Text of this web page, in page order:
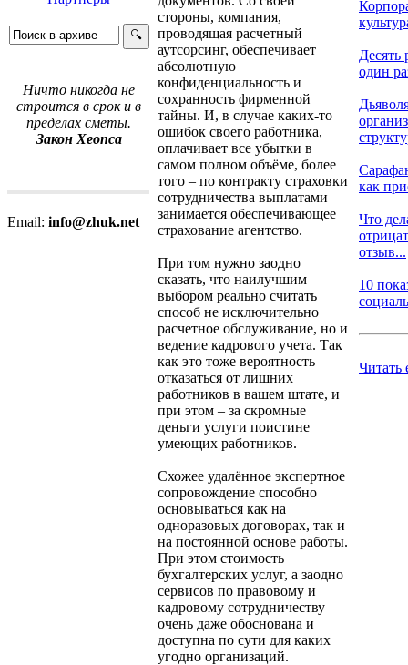
Ничто никогда не
строится в срок и в
пределах сметы.
Закон Хеопса
Email: info@zhuk.net
стороны, компания,
проводящая расчетный
аутсорсинг, обеспечивает
абсолютную
конфиденциальность и
сохранность фирменной
тайны. И, в случае каких-то
ошибок своего работника,
оплачивает все убытки в
самом полном объёме, более
того – по контракту страховки
сотрудничества выплатами
занимается обеспечивающее
страхование агентство.
При том нужно заодно
сказать, что наилучшим
выбором реально считать
способ не исключительно
расчетное обслуживание, но и
ведение кадрового учета. Так
как это тоже вероятность
отказаться от лишних
работников в вашем штате, и
при этом – за скромные
деньги услуги поистине
умеющих работников.
Схожее удалённое экспертное
сопровождение способно
основываться как на
одноразовых договорах, так и
на постоянной основе работы.
При этом стоимость
бухгалтерских услуг, а заодно
сервисов по правовому и
кадровому сотрудничеству
очень даже обоснована и
доступна по сути для каких
угодно организаций.
Десять
один
как
Что
отзыв...
10
Читать